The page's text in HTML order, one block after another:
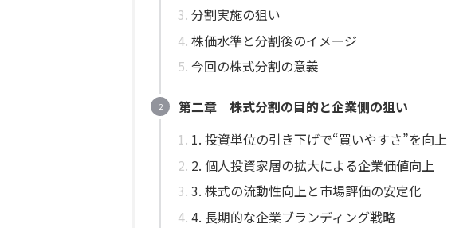
分割実施の狙い
株価水準と分割後のイメージ
今回の株式分割の意義
第二章 株式分割の目的と企業側の狙い
1. 投資単位の引き下げで“買いやすさ”を向上
2. 個人投資家層の拡大による企業価値向上
3. 株式の流動性向上と市場評価の安定化
4. 長期的な企業ブランディング戦略